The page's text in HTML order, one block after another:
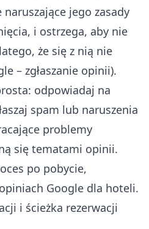
jego zasady
i ostrzega, aby nie
że się z nią nie
– zgłaszanie opinii).
odpowiadaj na
spam lub naruszenia
problemy
się tematami opinii.
po pobycie,
Google dla hoteli.
i ścieżka rezerwacji